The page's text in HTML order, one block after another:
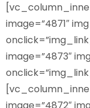
image=”4871″
image=”4873″